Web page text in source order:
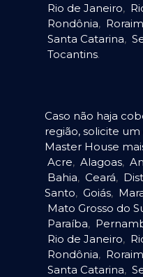
Rio de Janeiro,
Rondônia,
Santa Catarina,
Tocantins.
Caso não haja
região, solicite
Master House
Acre, Alagoas,
Bahia, Ceará,
Santo, Goiás,
Mato Grosso do
Paraíba,
Rio de Janeiro,
Rondônia,
Santa Catarina,